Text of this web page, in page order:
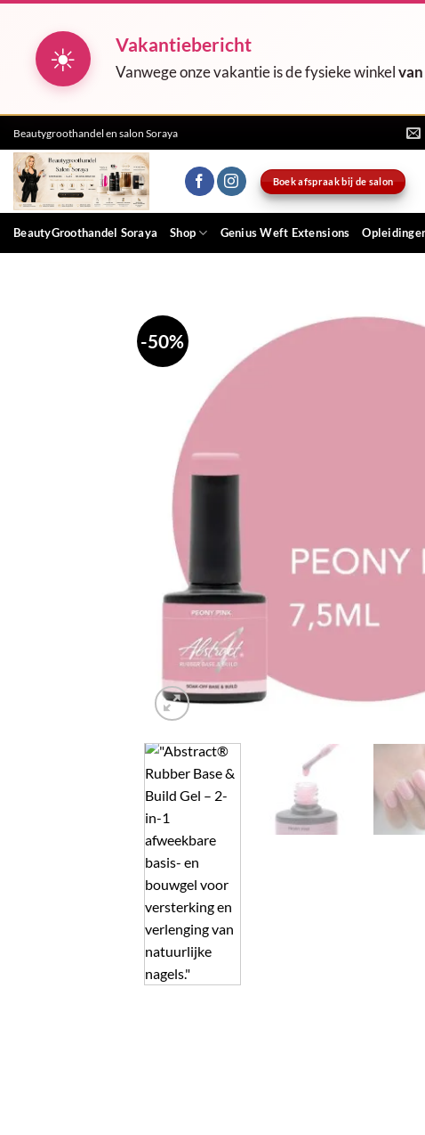
☀ Vakantiebericht
Vanwege onze vakantie is de fysieke winkel
Ga
naar
inhoud
Beautygroothandel en salon Soraya
Boek afspraak bij de salon
BeautyGroothandel Soraya Shop Genius Weft Extensions
-50%